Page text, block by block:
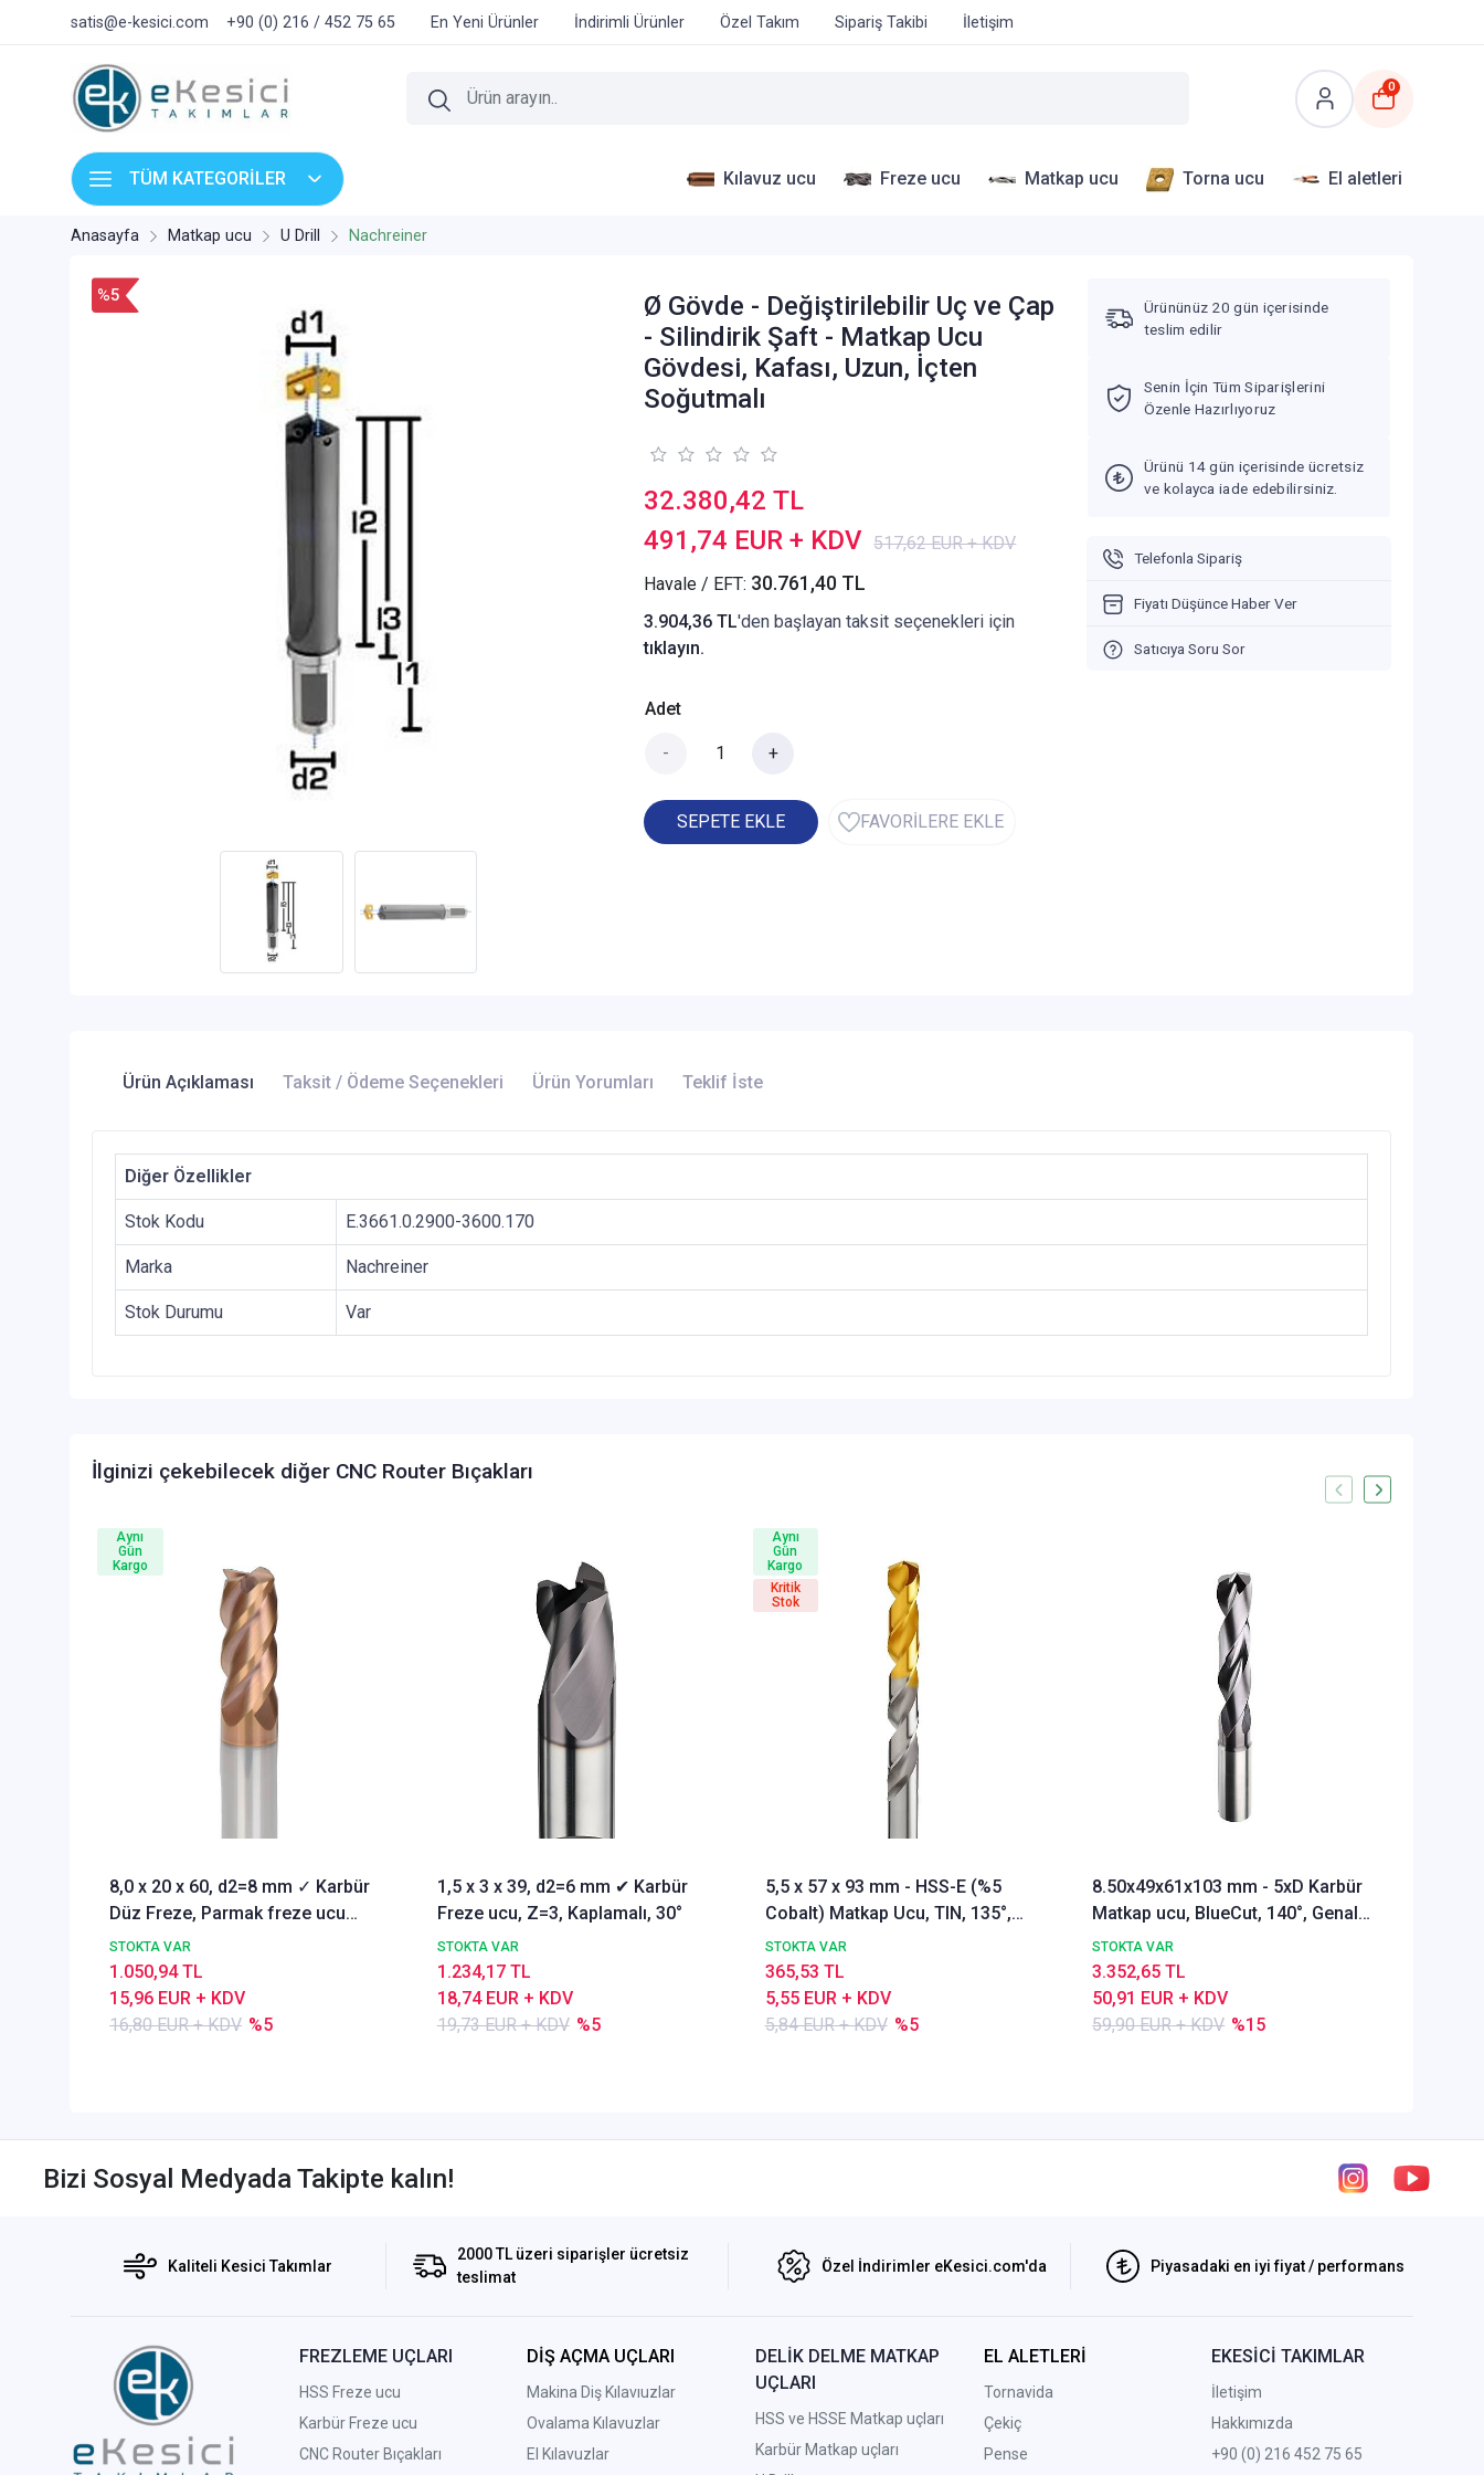
satis@e-kesici.com +90 (0) 216 / 452 75 65 En Yeni Ürünler İndirimli Ürünler Özel Takım Sipariş Takibi İletişim
0
TÜM KATEGORİLER Kılavuz ucu Freze ucu Matkap ucu Torna ucu El aletleri
Anasayfa Matkap ucu U Drill Nachreiner
%5
Ø Gövde - Değiştirilebilir Uç ve Çap
- Silindirik Şaft - Matkap Ucu
Gövdesi, Kafası, Uzun, İçten
Soğutmalı
32.380,42 TL
491,74 EUR + KDV 517,62 EUR + KDV
Havale / EFT: 30.761,40 TL
3.904,36 TL'den başlayan taksit seçenekleri için
tıklayın.
Adet
- +
SEPETE EKLE FAVORİLERE EKLE
Ürününüz 20 gün içerisinde
teslim edilir
Senin İçin Tüm Siparişlerini
Özenle Hazırlıyoruz
Ürünü 14 gün içerisinde ücretsiz
ve kolayca iade edebilirsiniz.
Telefonla Sipariş
Fiyatı Düşünce Haber Ver
Satıcıya Soru Sor
Ürün Açıklaması Taksit / Ödeme Seçenekleri Ürün Yorumları Teklif İste
Diğer Özellikler
Stok Kodu E.3661.0.2900-3600.170
Marka Nachreiner
Stok Durumu Var
İlginizi çekebilecek diğer CNC Router Bıçakları
8,0 x 20 x 60, d2=8 mm ✓ Karbür
Düz Freze, Parmak freze ucu
Z=4,TiSiN Kaplamalı
STOKTA VAR
16,80 EUR + KDV %5
15,96 EUR + KDV
1.050,94 TL
Aynı
Gün
Kargo
1,5 x 3 x 39, d2=6 mm ✔ Karbür
Freze ucu, Z=3, Kaplamalı, 30°
STOKTA VAR
19,73 EUR + KDV %5
18,74 EUR + KDV
1.234,17 TL
5,5 x 57 x 93 mm - HSS-E (%5
Cobalt) Matkap Ucu, TIN, 135°,
DIN338 Delik Delme ucu,
Nachreiner
STOKTA VAR
5,84 EUR + KDV %5
5,55 EUR + KDV
365,53 TL
Aynı
Gün
Kargo
Kritik
Stok
8.50x49x61x103 mm - 5xD Karbür
Matkap ucu, BlueCut, 140°, Genal
amaçlı
STOKTA VAR
59,90 EUR + KDV %15
50,91 EUR + KDV
3.352,65 TL
Bizi Sosyal Medyada Takipte kalın!
Kaliteli Kesici Takımlar
2000 TL üzeri siparişler ücretsiz
teslimat
Özel İndirimler eKesici.com'da Piyasadaki en iyi fiyat / performans
FREZLEME UÇLARI
HSS Freze ucu
Karbür Freze ucu
CNC Router Bıçakları
DİŞ AÇMA UÇLARI
Makina Diş Kılavıuzlar
Ovalama Kılavuzlar
El Kılavuzlar
DELİK DELME MATKAP
UÇLARI
HSS ve HSSE Matkap uçları
Karbür Matkap uçları
EL ALETLERİ
Tornavida
Çekiç
Pense
EKESİCİ TAKIMLAR
İletişim
Hakkımızda
+90 (0) 216 452 75 65